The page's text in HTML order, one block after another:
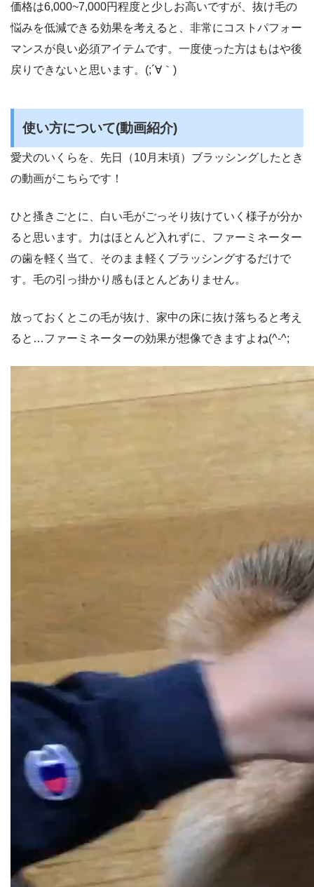
価格は6,000~7,000円程度と少しお高いですが、抜け毛の
悩みを低減できる効果を考えると、非常にコストパフォー
マンスが良い必須アイテムです。一度使った方はもはや後
戻りできないと思います。(;´∀｀)
使い方について(動画紹介)
愛犬のいくらを、先日（10月末頃）ブラッシングしたとき
の動画がこちらです！
ひと搔きごとに、白い毛がごっそり抜けていく様子が分か
ると思います。力はほとんど入れずに、ファーミネーター
の歯を軽く当て、そのまま軽くブラッシングするだけで
す。毛の引っ掛かり感もほとんどありません。
放っておくとこの毛が抜け、家中の床に抜け落ちると考え
ると…ファーミネーターの効果が想像できますよね(^-^;